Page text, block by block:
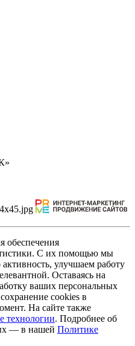
обеспечения
С их помощью мы
улучшаем работу
Оставаясь на
ваших персональных
cookies в
На сайте также
технологии. Подробнее об
— в нашей Политике